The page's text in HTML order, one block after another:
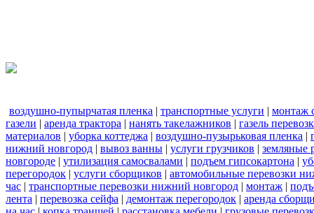
воздушно-пупырчатая пленка | транспортные услуги | монтаж
газели | аренда трактора | нанять такелажников | газель
материалов | уборка коттеджа | воздушно-пузырьковая пленка |
нижний новгород | вывоз ванны | услуги грузчиков | земляные
новгороде | утилизация самосвалами | подъем гипсокартона |
перегородок | услуги сборщиков | автомобильные перевозки
час | транспортные перевозки нижний новгород | монтаж |
лента | перевозка сейфа | демонтаж перегородок | аренда